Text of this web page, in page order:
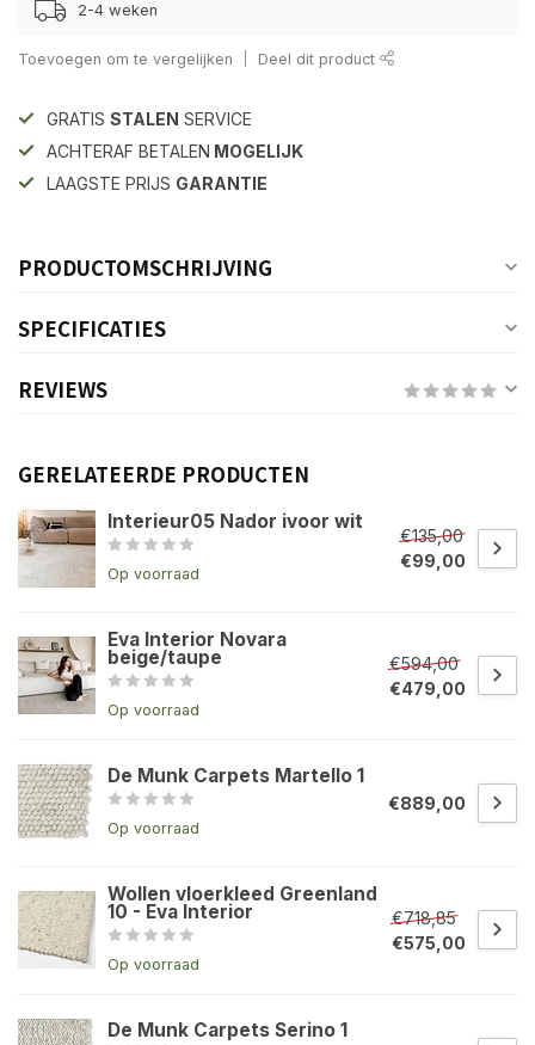
2-4 weken
Toevoegen om te vergelijken Deel dit product
GRATIS STALEN SERVICE
ACHTERAF BETALEN MOGELIJK
LAAGSTE PRIJS GARANTIE
PRODUCTOMSCHRIJVING
SPECIFICATIES
REVIEWS
GERELATEERDE PRODUCTEN
Interieur05 Nador ivoor wit
Op voorraad
€135,00
€99,00
Eva Interior Novara
beige/taupe
Op voorraad
€594,00
€479,00
De Munk Carpets Martello 1
Op voorraad
€889,00
Wollen vloerkleed Greenland
10 - Eva Interior
Op voorraad
€718,85
€575,00
De Munk Carpets Serino 1